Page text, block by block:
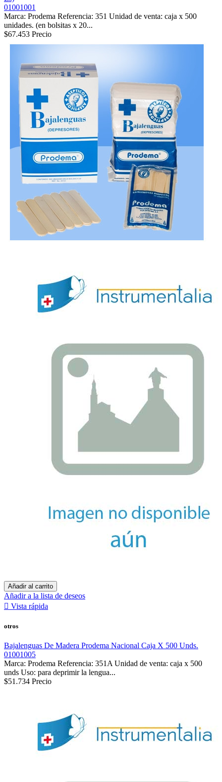
01001001
Marca: Prodema Referencia: 351 Unidad de venta: caja x 500
unidades. (en bolsitas x 20...
$67.453 Precio
Añadir al carrito
Añadir a la lista de deseos
 Vista rápida
otros
Bajalenguas De Madera Prodema Nacional Caja X 500 Unds.
01001005
Marca: Prodema Referencia: 351A Unidad de venta: caja x 500
unds Uso: para deprimir la lengua...
$51.734 Precio